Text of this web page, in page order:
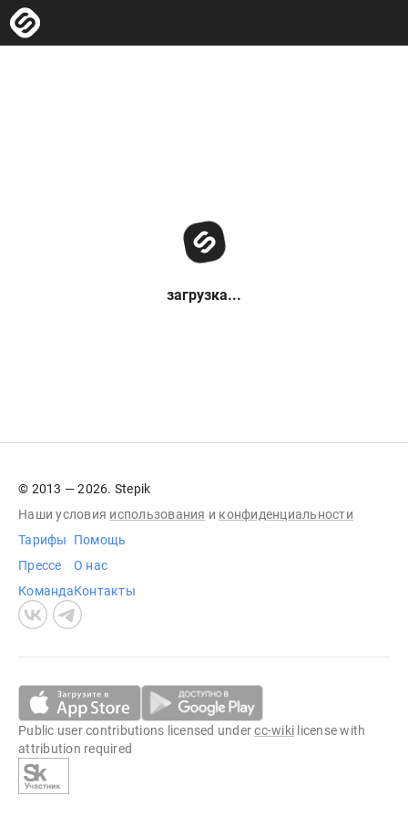
загрузка...
© 2013 — 2026. Stepik
Наши условия использования и конфиденциальности
Тарифы
Прессе
Команда
Помощь
О нас
Контакты
Public user contributions licensed undercc-wiki license with
attribution required